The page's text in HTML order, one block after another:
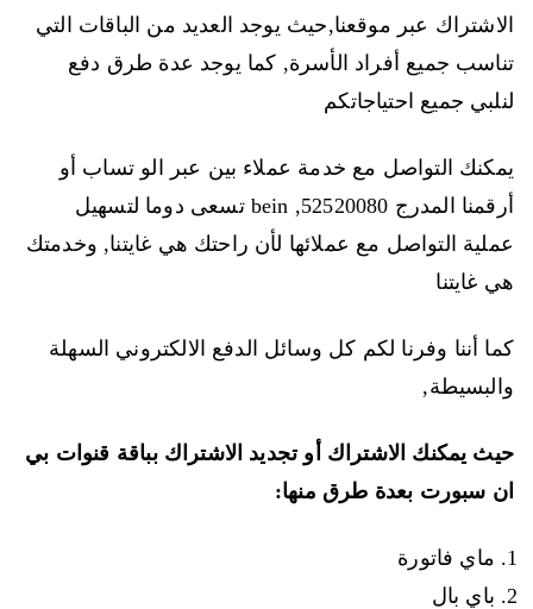
الاشتراك عبر موقعنا,حيث يوجد العديد من الباقات التي
تناسب جميع أفراد الأسرة, كما يوجد عدة طرق دفع
لنلبي جميع احتياجاتكم
يمكنك التواصل مع خدمة عملاء بين عبر الو تساب أو
أرقمنا المدرج 52520080, bein تسعى دوما لتسهيل
عملية التواصل مع عملائها لأن راحتك هي غايتنا, وخدمتك
هي غايتنا
كما أننا وفرنا لكم كل وسائل الدفع الالكتروني السهلة
والبسيطة,
حيث يمكنك الاشتراك أو تجديد الاشتراك بباقة قنوات بي
ان سبورت بعدة طرق منها:
ماي فاتورة
باي بال